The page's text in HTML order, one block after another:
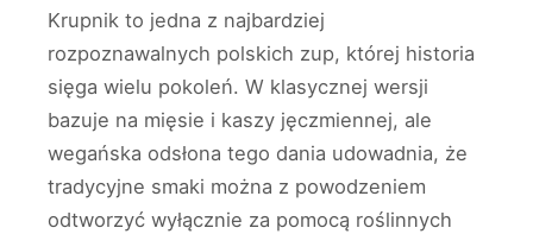
Krupnik to jedna z najbardziej
rozpoznawalnych polskich zup, której historia
sięga wielu pokoleń. W klasycznej wersji
bazuje na mięsie i kaszy jęczmiennej, ale
wegańska odsłona tego dania udowadnia, że
tradycyjne smaki można z powodzeniem
odtworzyć wyłącznie za pomocą roślinnych